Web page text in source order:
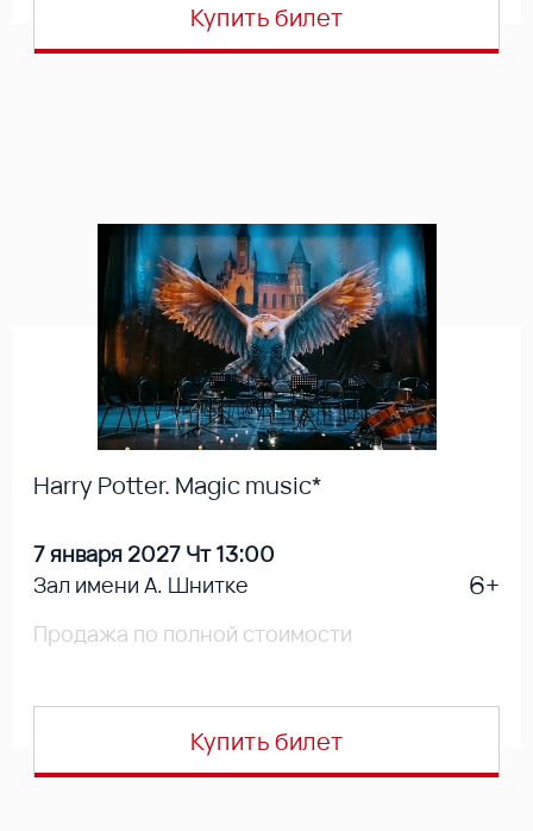
Купить билет
Harry Potter. Magic music*
7 января 2027 Чт 13:00
Зал имени А. Шнитке
6+
Продажа по полной стоимости
Купить билет